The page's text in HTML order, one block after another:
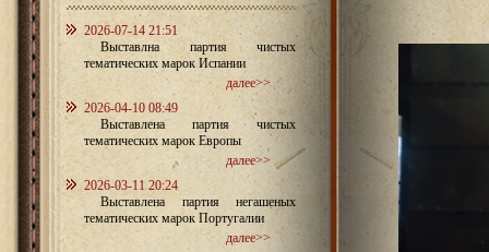
2026-07-14 21:51
Выставлна партия чистых
тематических марок Испании
далее>>
2026-04-10 08:49
Выставлена партия чистых
тематических марок Европы
далее>>
2026-03-11 20:24
Выставлена партия негашеных
тематических марок Португалии
далее>>